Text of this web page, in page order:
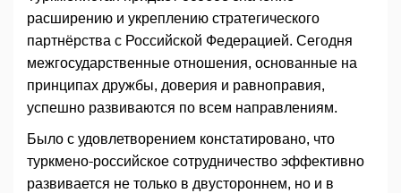
расширению и укреплению стратегического
партнёрства с Российской Федерацией. Сегодня
межгосударственные отношения, основанные на
принципах дружбы, доверия и равноправия,
успешно развиваются по всем направлениям.
Было с удовлетворением констатировано, что
туркмено-российское сотрудничество эффективно
развивается не только в двустороннем, но и в